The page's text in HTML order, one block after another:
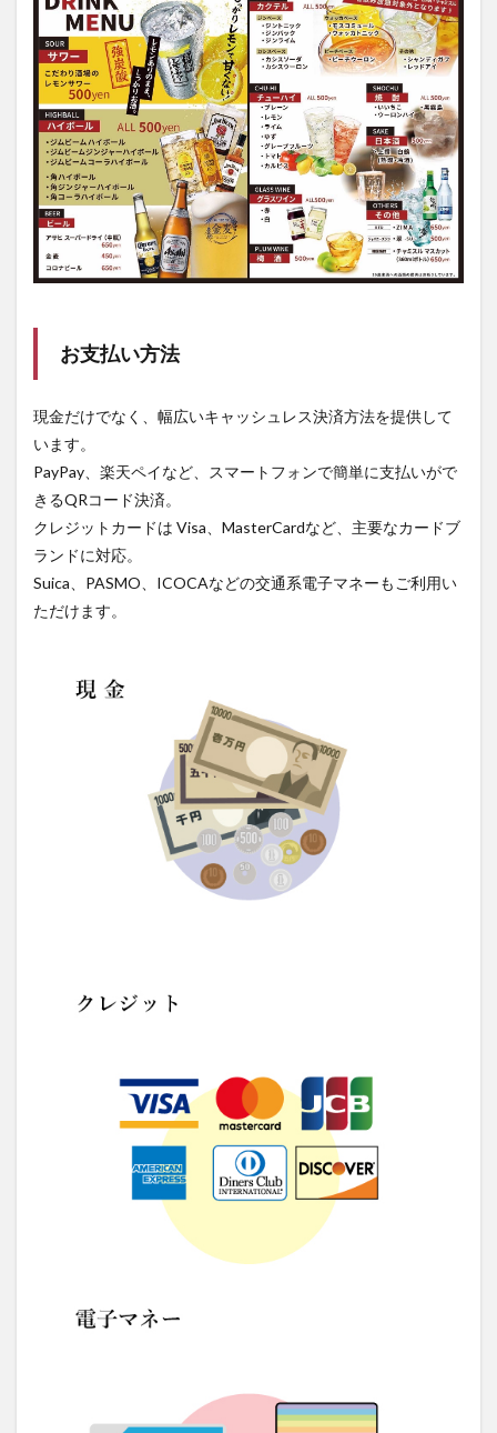
お支払い方法
現金だけでなく、幅広いキャッシュレス決済方法を提供して
います。
PayPay、楽天ペイなど、スマートフォンで簡単に支払いがで
きるQRコード決済。
クレジットカードは Visa、MasterCardなど、主要なカードブ
ランドに対応。
Suica、PASMO、ICOCAなどの交通系電子マネーもご利用い
ただけます。